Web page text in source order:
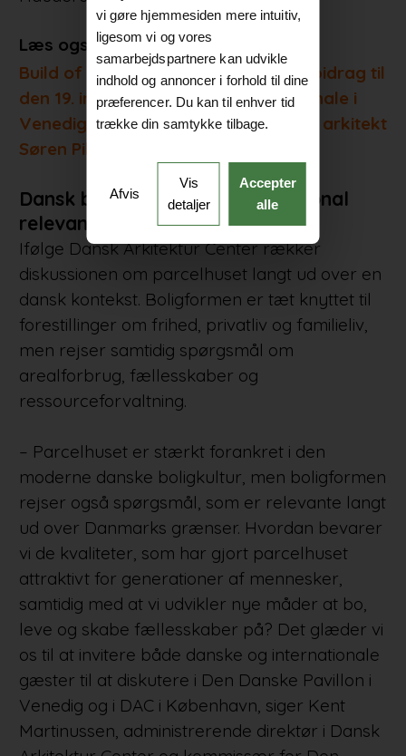
Læs også:
Build of Site er titlen på det danske bidrag til
den 19. internationale Arkitekturbiennale i
Venedig. Udstillingen er kurateret af arkitekt
Søren Pihlmann
Dansk boligkultur med international
relevans
Ifølge Dansk Arkitektur Center rækker
diskussionen om parcelhuset langt ud over en
dansk kontekst. Boligformen er tæt knyttet til
forestillinger om frihed, privatliv og familieliv,
men rejser samtidig spørgsmål om
arealforbrug, fællesskaber og
ressourceforvaltning.
– Parcelhuset er stærkt forankret i den
moderne danske boligkultur, men boligformen
rejser også spørgsmål, som er relevante langt
ud over Danmarks grænser. Hvordan bevarer
vi de kvaliteter, som har gjort parcelhuset
attraktivt for generationer af mennesker,
samtidig med at vi udvikler nye måder at bo,
leve og skabe fællesskaber på? Det glæder vi
os til at invitere både danske og internationale
gæster til at diskutere i Den Danske Pavillon i
Venedig og i DAC i København, siger Kent
Martinussen, administrerende direktør i Dansk
vi gøre hjemmesiden mere intuitiv,
ligesom vi og vores
samarbejdspartnere kan udvikle
indhold og annoncer i forhold til dine
præferencer. Du kan til enhver tid
trække din samtykke tilbage.
Afvis
Vis
detaljer
Accepter
alle